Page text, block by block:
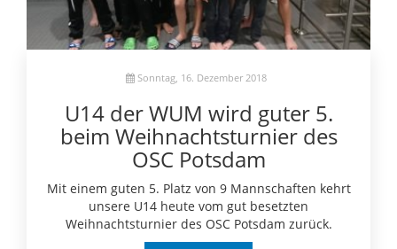
Sonntag, 16. Dezember 2018
U14 der WUM wird guter 5.
beim Weihnachtsturnier des
OSC Potsdam
Mit einem guten 5. Platz von 9 Mannschaften kehrt
unsere U14 heute vom gut besetzten
Weihnachtsturnier des OSC Potsdam zurück.